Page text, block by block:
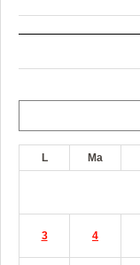
L Ma
3 4